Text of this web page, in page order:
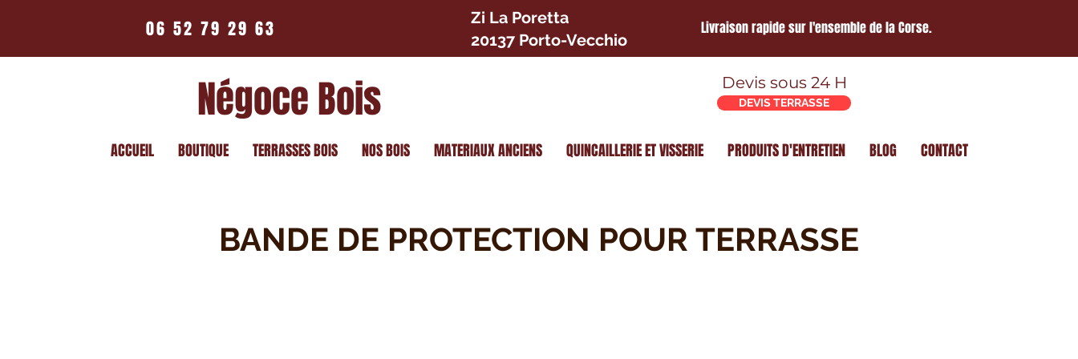
06 52 79 29 63
Zi La Poretta
20137 Porto-Vecchio
Livraison rapide sur l'ensemble de la Corse.
Négoce Bois Devis sous 24 H
DEVIS TERRASSE
ACCUEIL BOUTIQUE TERRASSES BOIS NOS BOIS MATERIAUX ANCIENS QUINCAILLERIE ET VISSERIE PRODUITS D'ENTRETIEN BLOG CONTACT
BANDE DE PROTECTION POUR TERRASSE